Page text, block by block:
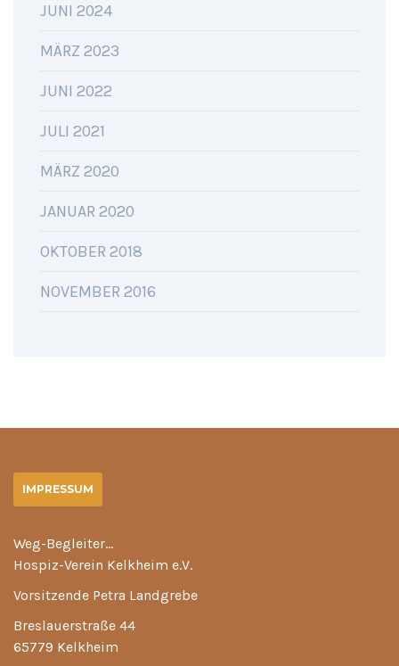
JUNI 2024
MÄRZ 2023
JUNI 2022
JULI 2021
MÄRZ 2020
JANUAR 2020
OKTOBER 2018
NOVEMBER 2016
IMPRESSUM
Weg-Begleiter…
Hospiz-Verein Kelkheim e.V.
Vorsitzende Petra Landgrebe
Breslauerstraße 44
65779 Kelkheim